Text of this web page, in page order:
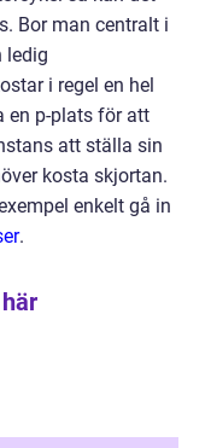
Bor man centralt i
ledig
i regel en hel
en p-plats för att
att ställa sin
kosta skjortan.
enkelt gå in
.